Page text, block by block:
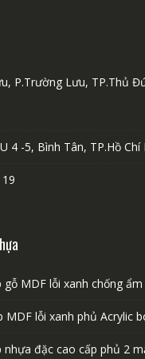
P.Trường Lưu, TP.Thủ
4 -5, Bình Tân, TP.Hồ Chí
gỗ MDF lỗi xanh chống
MDF lỗi xanh phủ Acrylic
nhựa đặc cao cấp phủ 2